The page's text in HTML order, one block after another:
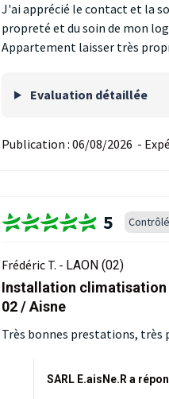
J'ai apprécié le contact et la
propreté et du soin de mon
Appartement laisser très
Evaluation détaillée
Publication : 06/08/2026 -
5 Contrôlé
Frédéric T. - LAON (02)
Installation climatisation
02 / Aisne
Très bonnes prestations, très
SARL E.aisNe.R a